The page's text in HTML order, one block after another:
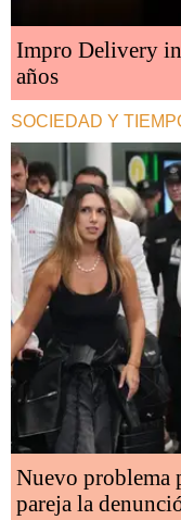
Impro Delivery
años
SOCIEDAD Y
Nuevo problema
pareja la